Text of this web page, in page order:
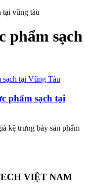
tại vũng tàu
phẩm sạch
phẩm sạch tại
kệ trưng bày sản phẩm
VIỆT NAM